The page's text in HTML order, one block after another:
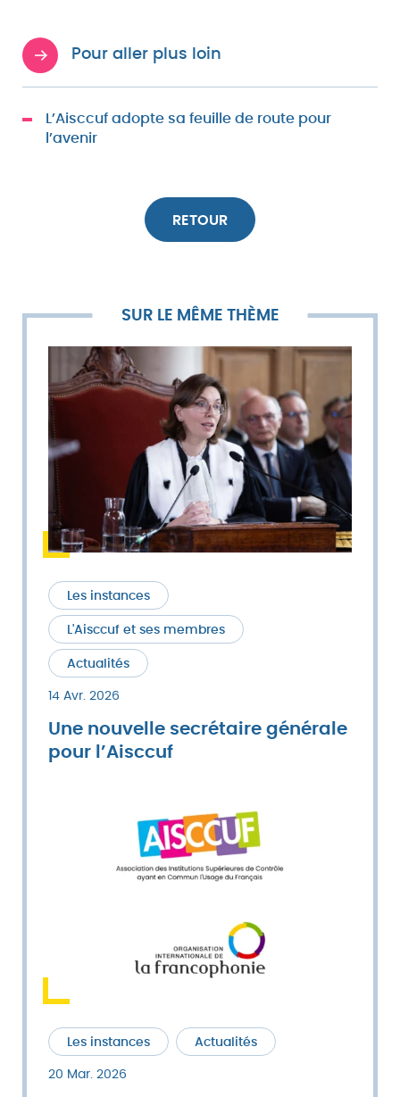
Pour aller plus loin
L’Aisccuf adopte sa feuille de route pour
l’avenir
RETOUR
SUR LE MÊME THÈME
Les instances
L'Aisccuf et ses membres
Actualités
14 Avr. 2026
Une nouvelle secrétaire générale
pour l’Aisccuf
Les instances Actualités
20 Mar. 2026